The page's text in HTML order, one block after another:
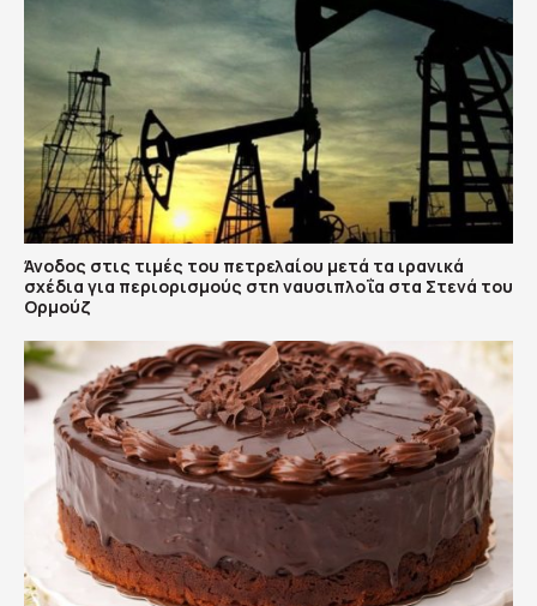
Άνοδος στις τιμές του πετρελαίου μετά τα ιρανικά
σχέδια για περιορισμούς στη ναυσιπλοΐα στα Στενά του
Ορμούζ